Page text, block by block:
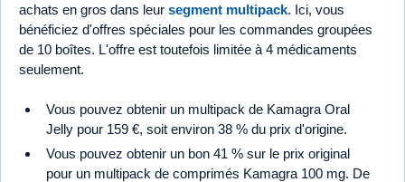
achats en gros dans leur segment multipack. Ici, vous
bénéficiez d'offres spéciales pour les commandes groupées
de 10 boîtes. L'offre est toutefois limitée à 4 médicaments
seulement.
Vous pouvez obtenir un multipack de Kamagra Oral
Jelly pour 159 €, soit environ 38 % du prix d'origine.
Vous pouvez obtenir un bon 41 % sur le prix original
pour un multipack de comprimés Kamagra 100 mg. De